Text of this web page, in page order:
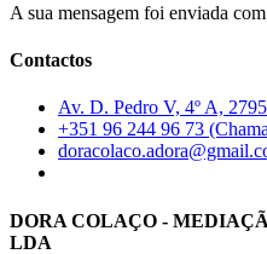
A sua mensagem foi enviada com
Contactos
Av. D. Pedro V, 4º A,
+351 96 244 96 73
DORA COLAÇO -
LDA